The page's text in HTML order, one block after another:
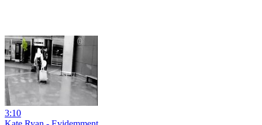
3:10